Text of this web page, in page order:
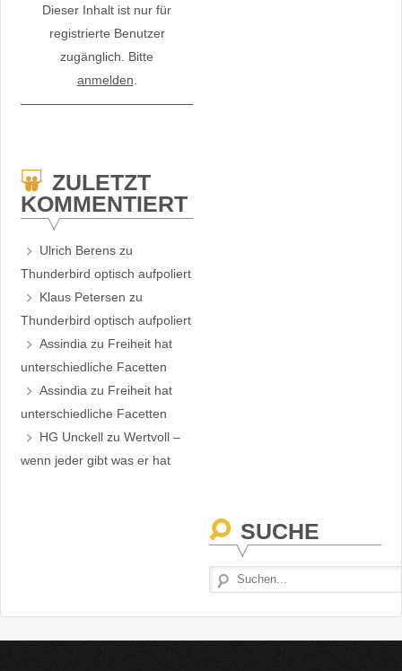
Dieser Inhalt ist nur für
registrierte Benutzer
zugänglich. Bitte
anmelden
ZULETZT
KOMMENTIERT
Ulrich Berens zu
Thunderbird optisch aufpoliert
Klaus Petersen zu
Thunderbird optisch aufpoliert
Assindia zu Freiheit hat
unterschiedliche Facetten
Assindia zu Freiheit hat
unterschiedliche Facetten
HG Unckell zuWertvoll –
wenn jeder gibt was er hat
SUCHE